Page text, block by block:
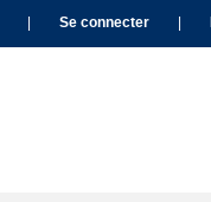
Se connecter